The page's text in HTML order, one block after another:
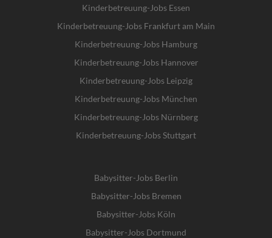
Kinderbetreuung-Jobs Essen
Kinderbetreuung-Jobs Frankfurt am Main
Kinderbetreuung-Jobs Hamburg
Kinderbetreuung-Jobs Hannover
Kinderbetreuung-Jobs Leipzig
Kinderbetreuung-Jobs München
Kinderbetreuung-Jobs Nürnberg
Kinderbetreuung-Jobs Stuttgart
Babysitter-Jobs Berlin
Babysitter-Jobs Bremen
Babysitter-Jobs Köln
Babysitter-Jobs Dortmund